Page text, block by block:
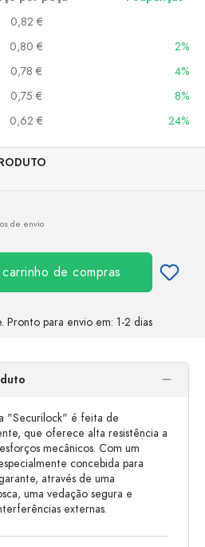
0,82 €
0,80 €
2%
0,78 €
4%
0,75 €
8%
0,62 € 24%
de envio
de compras
Pronto para envio em: 1-2 dias
"Securilock" é feita de
que oferece alta resistência a
mecânicos. Com um
concebida para
através de uma
uma vedação segura e
externas.